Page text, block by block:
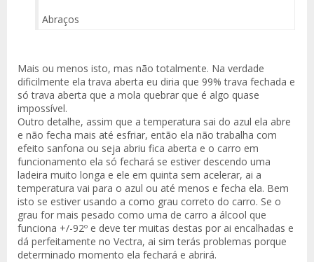
Abraços
Mais ou menos isto, mas não totalmente. Na verdade
dificilmente ela trava aberta eu diria que 99% trava fechada e
só trava aberta que a mola quebrar que é algo quase
impossível.
Outro detalhe, assim que a temperatura sai do azul ela abre
e não fecha mais até esfriar, então ela não trabalha com
efeito sanfona ou seja abriu fica aberta e o carro em
funcionamento ela só fechará se estiver descendo uma
ladeira muito longa e ele em quinta sem acelerar, ai a
temperatura vai para o azul ou até menos e fecha ela. Bem
isto se estiver usando a como grau correto do carro. Se o
grau for mais pesado como uma de carro a álcool que
funciona +/-92º e deve ter muitas destas por ai encalhadas e
dá perfeitamente no Vectra, ai sim terás problemas porque
determinado momento ela fechará e abrirá.